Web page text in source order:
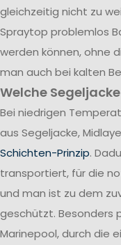
gleichzeitig nicht zu
Spraytop problemlos
werden können, ohne
man auch bei kalten
Welche
Bei niedrigen
aus Segeljacke,
Schichten-Prinzip.
transportiert, für die
und man ist zu dem
geschützt. Besonders
Marinepool, durch die